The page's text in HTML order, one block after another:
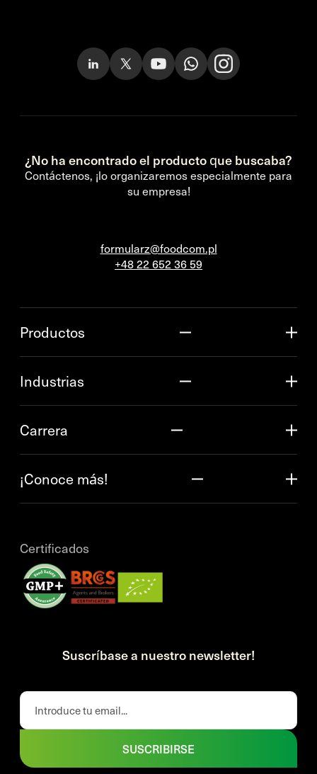
¿No ha encontrado el producto que buscaba?
Contáctenos, ¡lo organizaremos especialmente para
su empresa!
formularz@foodcom.pl
+48 22 652 36 59
Productos
Industrias
Carrera
¡Conoce más!
Certificados
Suscríbase a nuestro newsletter!
SUSCRIBIRSE